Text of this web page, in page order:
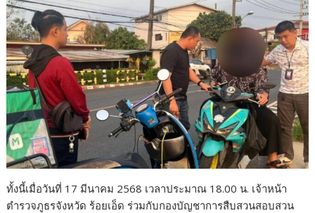
ทั้งนี้เมื่อวันที่ 17 มีนาคม 2568 เวลาประมาณ 18.00 น. เจ้าหน้า
ตำรวจภูธรจังหวัด ร้อยเอ็ด ร่วมกับกองบัญชาการสืบสวนสอบสวน